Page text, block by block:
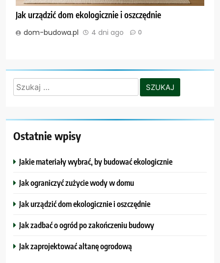
Jak urządzić dom ekologicznie i oszczędnie
dom-budowa.pl 4 dni ago 0
Szukaj:
Ostatnie wpisy
Jakie materiały wybrać, by budować ekologicznie
Jak ograniczyć zużycie wody w domu
Jak urządzić dom ekologicznie i oszczędnie
Jak zadbać o ogród po zakończeniu budowy
Jak zaprojektować altanę ogrodową